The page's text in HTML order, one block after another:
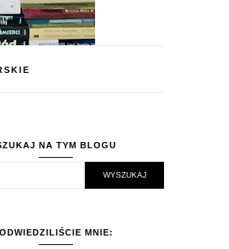
NA TYM BLOGU
ODWIEDZILIŚCIE MNIE: